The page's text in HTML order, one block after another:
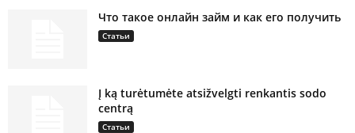
Что такое онлайн займ и как его получить
Статьи
Į ką turėtumėte atsižvelgti renkantis sodo
centrą
Статьи